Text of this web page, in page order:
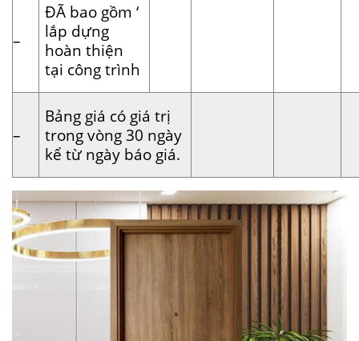
–
ĐÃ bao gồm ‘
lắp dựng
hoàn thiện
tại công trình
–
Bảng giá có giá trị
trong vòng 30 ngày
kể từ ngày báo giá.